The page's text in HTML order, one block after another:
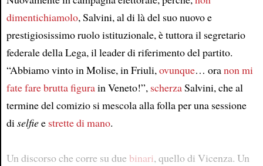
dimentichiamolo, Salvini, al di là del suo nuovo e
prestigiosissimo ruolo istituzionale, è tuttora il segretario
federale della Lega, il leader di riferimento del partito.
“Abbiamo vinto in Molise, in Friuli,ovunque… oranon mi
fate fare brutta figurain Veneto!”, scherzaSalvini, che al
termine del comizio si mescola alla folla per una sessione
diselfiee strette di mano.
Un discorso che corre su duebinari, quello di Vicenza. Un